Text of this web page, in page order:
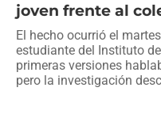
joven frente al
El hecho ocurrió el
estudiante del Instituto
primeras versiones
pero la investigación